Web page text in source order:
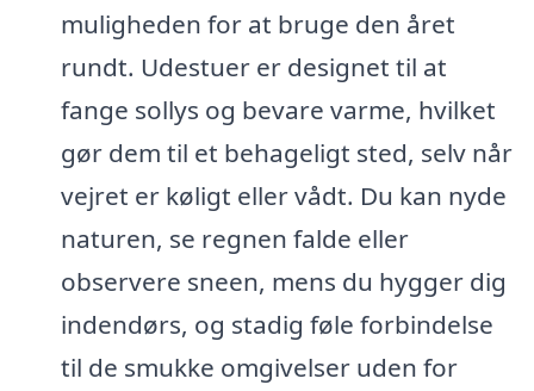
muligheden for at bruge den året
rundt. Udestuer er designet til at
fange sollys og bevare varme, hvilket
gør dem til et behageligt sted, selv når
vejret er køligt eller vådt. Du kan nyde
naturen, se regnen falde eller
observere sneen, mens du hygger dig
indendørs, og stadig føle forbindelse
til de smukke omgivelser uden for